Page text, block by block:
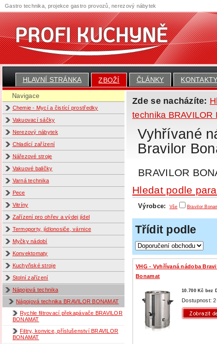
HLAVNÍ STRÁNKA ZBOŽÍ ČLÁNKY
Navigace
Chemie - Mycí a čistící prostředky
Vakuovací sáčky
Nerezový nábytek
Chladící zařízení
Nářezové stroje
Vakuové baličky
Varná technika
Pece
Vitríny
Zařízení pro ohřev a výdej jídel
Termoporty, jídlonosiče, várnice
Myčky nádobí
Konvektomaty
Kuchyňské stroje
Stolní zařízení
Nápojová technika
Nápojová technika BRAVILOR BONAMAT
Rychle filtrovací překapávače BRAVILOR
BONAMAT
Filtry, konvice, příslušenství BRAVILOR
BONAMAT
Zde se nacházíte:
technika BRAVILOR
Vyhřívané
Bravilor
BRAVILOR
Hledat podle
Výrobce: Vše Bravilor
Třídit podle
VHG - Vyhřívaná nádoba
Bonamat
10.700 Kč bez
Dostupnost:
Gastro technika, projekce gastro provozů, nerezový nábytek